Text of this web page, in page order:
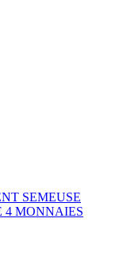
SEMEUSE
4 MONNAIES